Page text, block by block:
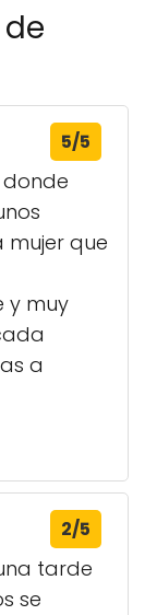
5/5
mujer que
y muy
a
2/5
tarde
se